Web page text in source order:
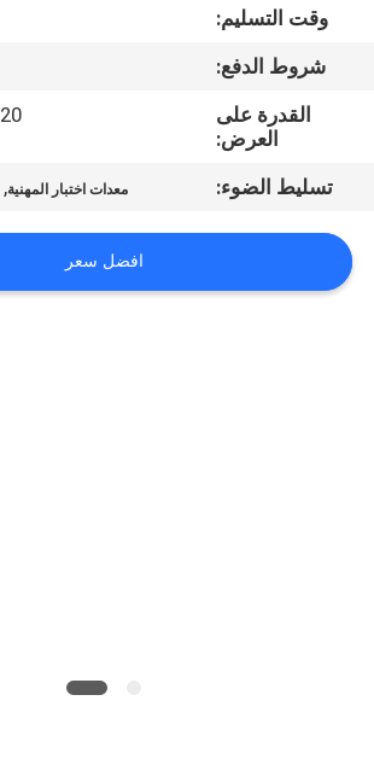
اتصل
اطلب
اقتباس
وقت التسليم:
شروط الدفع:
القدرة على
العرض:
20 مجموعة لكلّ شهر
تسليط الضوء: معدات اختبار المهنية,
افضل سعر